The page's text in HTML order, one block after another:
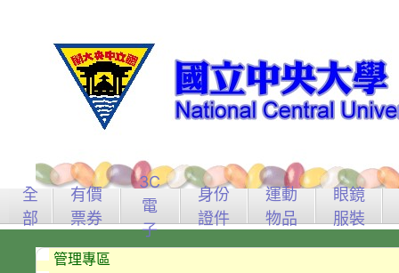
全
部
有價
票券
3C
電
子
身份
證件
運動
物品
眼鏡
服裝
管理專區